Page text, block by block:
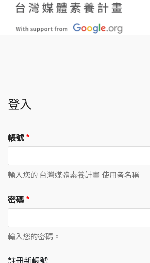
Jump to Navigation
Jump to Main content
登入
帳號*
輸入您的 台灣媒體素養計畫 使用者名稱
密碼 *
輸入您的密碼。
註冊新帳號